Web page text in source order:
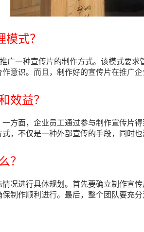
式？
广一种宣传片的制作方式。该模式要
意识。而且，制作好的宣传片在推广
效益？
方面，企业员工通过参与制作宣传片
，不仅是一种外部宣传的手段，同时
？
况进行具体规划。首先要确立制作宣
制作顺利进行。最后，整个团队要充